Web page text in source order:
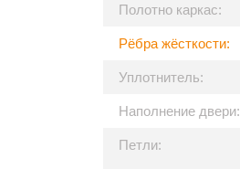
Полотно каркас:
Рёбра жёсткости:
Уплотнитель:
Наполнение двери:
Петли: